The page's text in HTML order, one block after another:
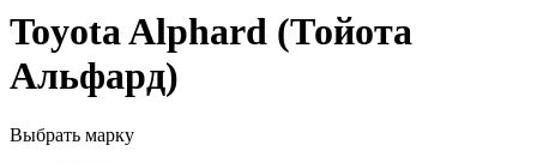
Toyota Alphard (Тойота
Альфард)
Выбрать марку